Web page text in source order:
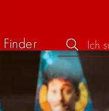
Finder